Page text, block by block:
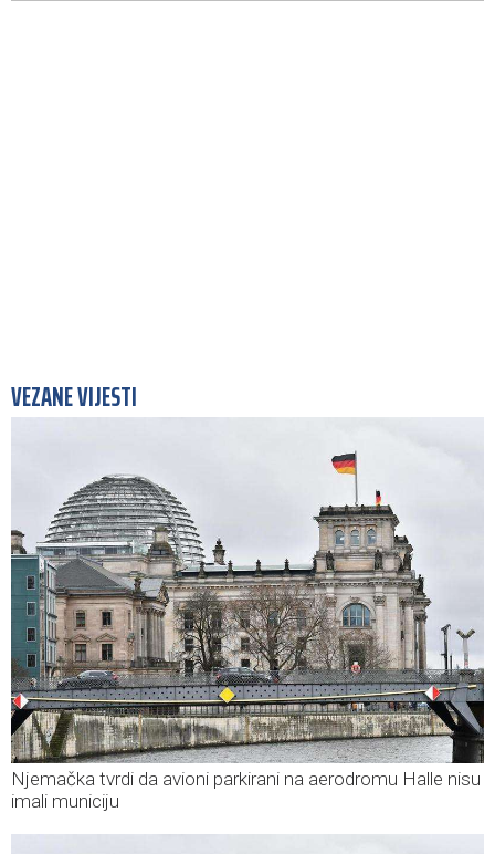
VEZANE VIJESTI
Njemačka tvrdi da avioni parkirani na aerodromu Halle nisu
imali municiju